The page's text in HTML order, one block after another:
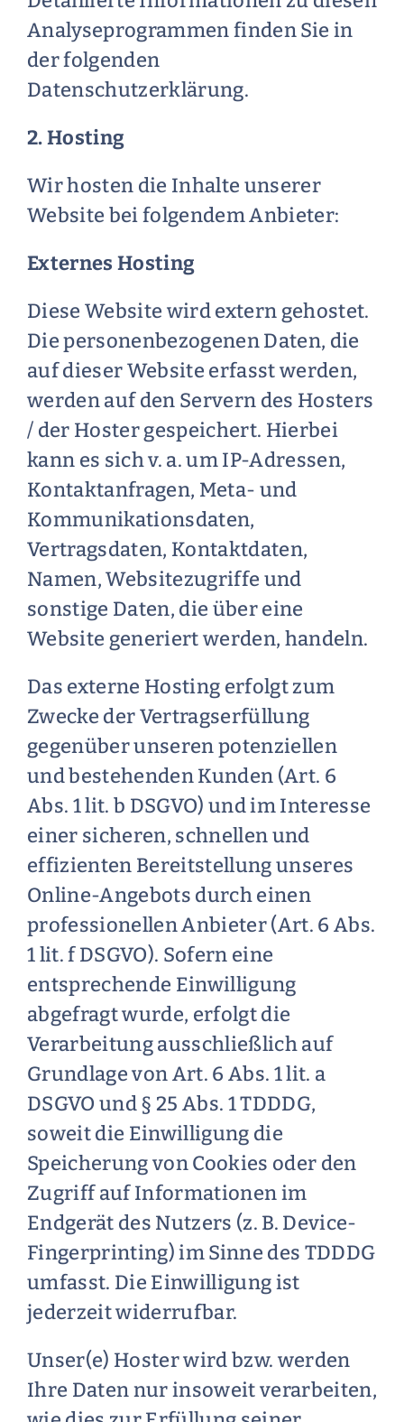
Analyseprogrammen finden Sie in
der folgenden
Datenschutzerklärung.
2. Hosting
Wir hosten die Inhalte unserer
Website bei folgendem Anbieter:
Externes Hosting
Diese Website wird extern gehostet.
Die personenbezogenen Daten, die
auf dieser Website erfasst werden,
werden auf den Servern des Hosters
/ der Hoster gespeichert. Hierbei
kann es sich v. a. um IP-Adressen,
Kontaktanfragen, Meta- und
Kommunikationsdaten,
Vertragsdaten, Kontaktdaten,
Namen, Websitezugriffe und
sonstige Daten, die über eine
Website generiert werden, handeln.
Das externe Hosting erfolgt zum
Zwecke der Vertragserfüllung
gegenüber unseren potenziellen
und bestehenden Kunden (Art. 6
Abs. 1 lit. b DSGVO) und im Interesse
einer sicheren, schnellen und
effizienten Bereitstellung unseres
Online-Angebots durch einen
professionellen Anbieter (Art. 6 Abs.
1 lit. f DSGVO). Sofern eine
entsprechende Einwilligung
abgefragt wurde, erfolgt die
Verarbeitung ausschließlich auf
Grundlage von Art. 6 Abs. 1 lit. a
DSGVO und § 25 Abs. 1 TDDDG,
soweit die Einwilligung die
Speicherung von Cookies oder den
Zugriff auf Informationen im
Endgerät des Nutzers (z. B. Device-
Fingerprinting) im Sinne des TDDDG
umfasst. Die Einwilligung ist
jederzeit widerrufbar.
Unser(e) Hoster wird bzw. werden
Ihre Daten nur insoweit verarbeiten,